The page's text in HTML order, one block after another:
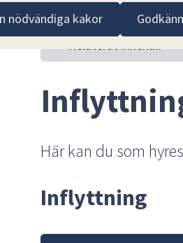
nödvändiga kakor
Inflyttning och
Relaterat innehåll
Här kan du som
Inflyttning